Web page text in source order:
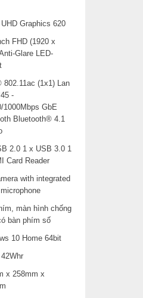
Graphics 620
FHD (1920 x
Glare LED-
802.11ac (1x1) Lan
-
1000Mbps GbE
Bluetooth® 4.1
2.0 1 x USB 3.0 1
Card Reader
with integrated
màn hình chống
bàn phím số
10 Home 64bit
x 258mm x